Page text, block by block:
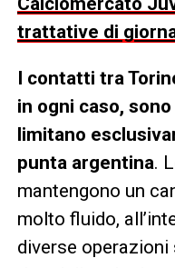
trattative di
I contatti tra
in ogni caso,
limitano
punta argentina.
mantengono un
molto fluido,
diverse